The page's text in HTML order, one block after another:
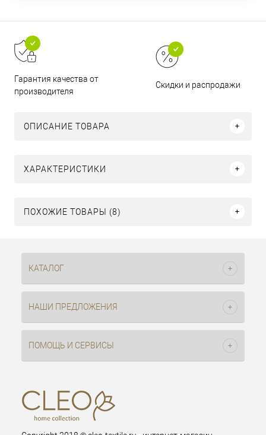
Гарантия качества от
производителя
Скидки и распродажи
ОПИСАНИЕ ТОВАРА
ХАРАКТЕРИСТИКИ
ПОХОЖИЕ ТОВАРЫ (8)
КАТАЛОГ
НАШИ ПРЕДЛОЖЕНИЯ
ПОМОЩЬ И СЕРВИСЫ